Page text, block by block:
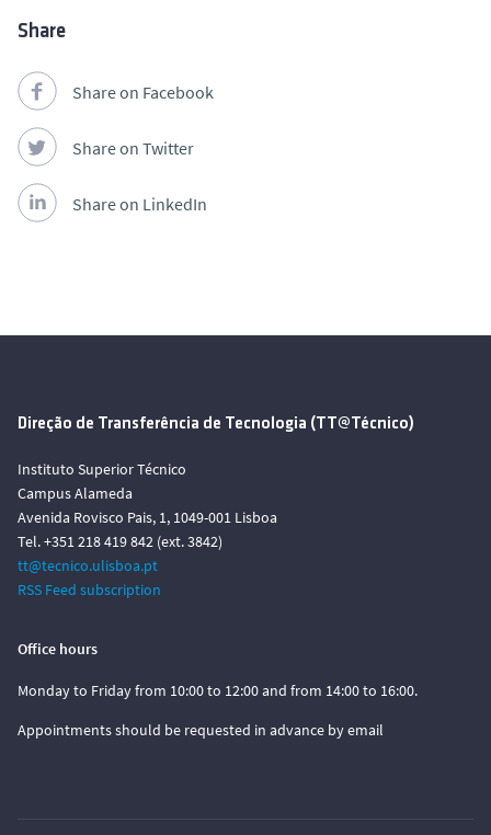
Share
Share on Facebook
Share on Twitter
Share on LinkedIn
Direção de Transferência de Tecnologia (TT@Técnico)
Instituto Superior Técnico
Campus Alameda
Avenida Rovisco Pais, 1, 1049-001 Lisboa
Tel. +351 218 419 842 (ext. 3842)
tt@tecnico.ulisboa.pt
RSS Feed subscription
Office hours
Monday to Friday from 10:00 to 12:00 and from 14:00 to 16:00.
Appointments should be requested in advance by email